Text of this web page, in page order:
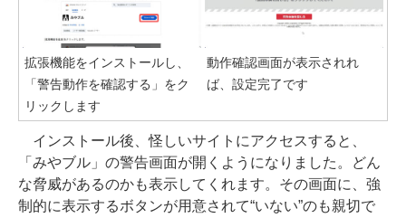
拡張機能をインストールし、
「警告動作を確認する」をク
リックします
動作確認画面が表示されれ
ば、設定完了です
インストール後、怪しいサイトにアクセスすると、
「みやブル」の警告画面が開くようになりました。どん
な脅威があるのかも表示してくれます。その画面に、強
制的に表示するボタンが用意されて“いない”のも親切で